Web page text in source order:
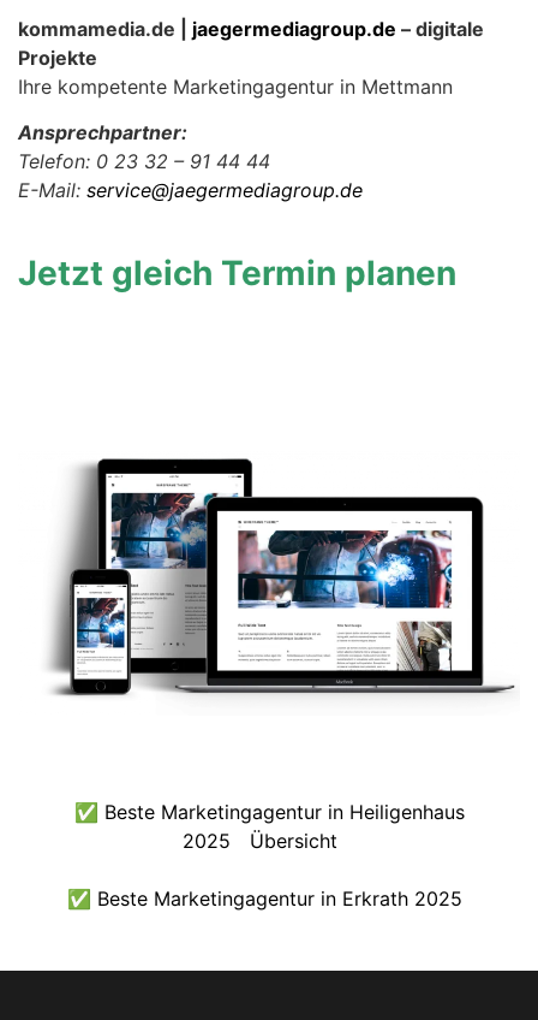
kommamedia.de | jaegermediagroup.de – digitale
Projekte
Ihre kompetente Marketingagentur in Mettmann
Ansprechpartner:
Telefon: 0 23 32 – 91 44 44
E-Mail: service@jaegermediagroup.de
Jetzt gleich Termin planen
✅ Beste Marketingagentur in Heiligenhaus
2025
Übersicht
✅ Beste Marketingagentur in Erkrath 2025